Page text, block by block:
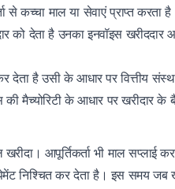
से कच्चा माल या सेवाएं प्राप्त करता
को देता है उनका इनवॉइस
देता है उसी के आधार पर वित्तीय
की मैच्योरिटी के आधार पर खरीदार
खरीदा। आपूर्तिकर्ता भी माल
निश्चित कर देता है। इस समय जब